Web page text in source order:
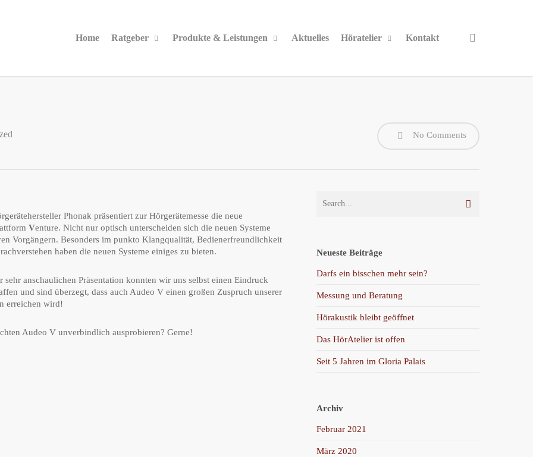
Home Ratgeber Produkte & Leistungen Aktuelles Höratelier Kontakt
No Comments
Phonak präsentiert zur Hörgerätemesse die neue
Venture. Nicht nur optisch unterscheiden sich die neuen Systeme
Vorgängern. Besonders im punkto Klangqualität, Bedienerfreundlichkeit
haben die neuen Systeme einiges zu bieten.
sehr anschaulichen Präsentation konnten wir uns selbst einen Eindruck
und sind überzegt, dass auch Audeo V einen großen Zuspruch unserer
erreichen wird!
Audeo V unverbindlich ausprobieren? Gerne!
Neueste Beiträge
Darfs ein bisschen mehr sein?
Messung und Beratung
Hörakustik bleibt geöffnet
Das HörAtelier ist offen
Seit 5 Jahren im Gloria Palais
Archiv
Februar 2021
März 2020